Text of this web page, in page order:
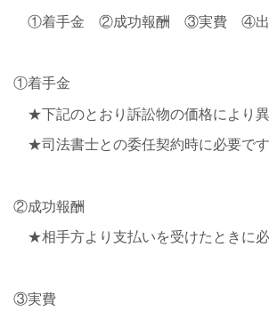
①着手金 ②成功報酬 ③実費 ④出廷
①着手金
★下記のとおり訴訟物の価格により
★司法書士との委任契約時に必要です
②成功報酬
★相手方より支払いを受けたときに
③実費